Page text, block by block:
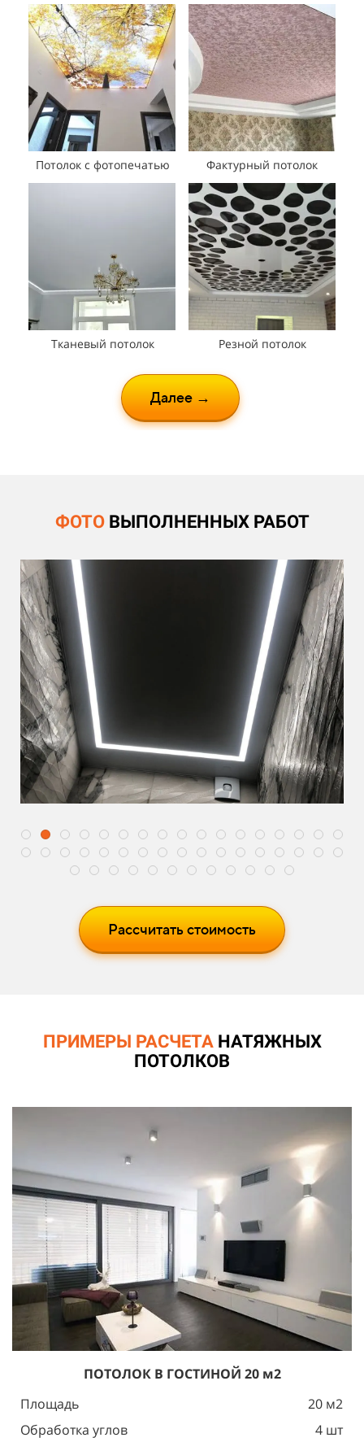
Потолок с фотопечатью Фактурный потолок
Тканевый потолок Резной потолок
Далее →
ФОТО ВЫПОЛНЕННЫХ РАБОТ
Рассчитать стоимость
ПРИМЕРЫ РАСЧЕТАНАТЯЖНЫХ
ПОТОЛКОВ
ПОТОЛОК В ГОСТИНОЙ 20 м2
Площадь
20 м2
Обработка углов
4 шт